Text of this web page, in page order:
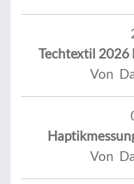
Techtextil
Von
Von